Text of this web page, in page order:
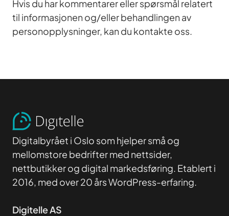
Hvis du har kommentarer eller spørsmål relatert
til informasjonenog/eller behandlingen av
personopplysninger, kan du kontakte oss.
Digitalbyrået i Oslo som hjelper små og
mellomstore bedrifter med nettsider,
nettbutikker og digital markedsføring. Etablert i
2016, med over 20 års WordPress-erfaring.
Digitelle AS